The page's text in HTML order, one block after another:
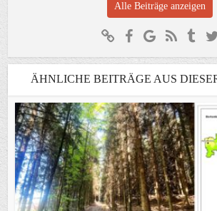
Alle Beiträge anzeigen
ÄHNLICHE BEITRÄGE AUS